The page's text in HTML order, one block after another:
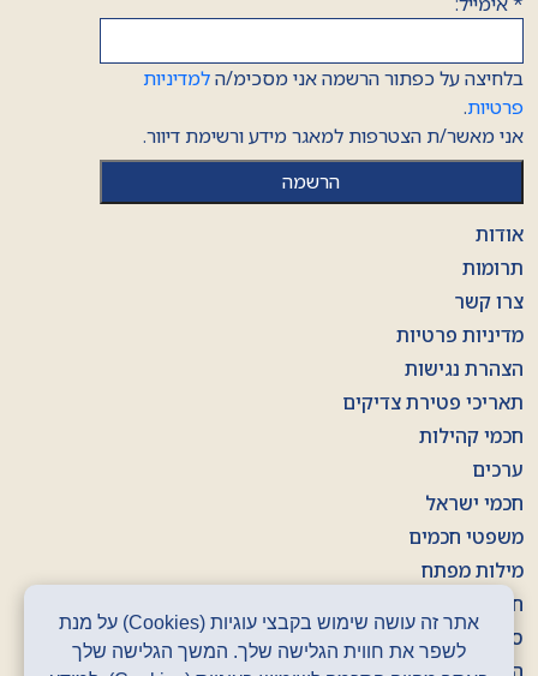
בלחיצה על כפתור הרשמה אני מסכימ/הלמדיניות
פרטיות.
אני מאשר/ת הצטרפות למאגר מידע ורשימת דיוור.
אודות
תרומות
צרו קשר
מדיניות פרטיות
הצהרת נגישות
תאריכי פטירת צדיקים
חכמי קהילות
ערכים
חכמי ישראל
משפטי חכמים
מילות מפתח
חוברות
סרטונים
הסכתים
אתר זה עושה שימוש בקבצי עוגיות (Cookies) על מנת
לשפר את חווית הגלישה שלך. המשך הגלישה שלך